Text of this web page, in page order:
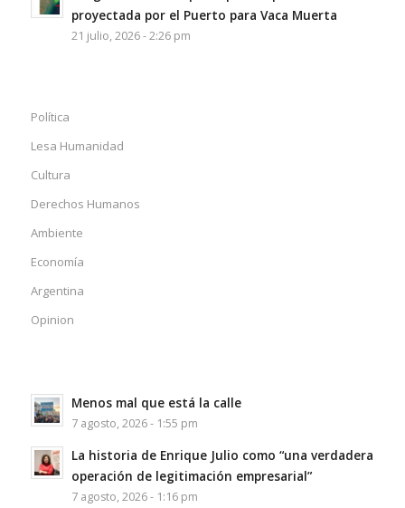
proyectada por el Puerto para Vaca Muerta
21 julio, 2026 - 2:26 pm
Política
Lesa Humanidad
Cultura
Derechos Humanos
Ambiente
Economía
Argentina
Opinion
Menos mal que está la calle
7 agosto, 2026 - 1:55 pm
La historia de Enrique Julio como “una verdadera
operación de legitimación empresarial”
7 agosto, 2026 - 1:16 pm